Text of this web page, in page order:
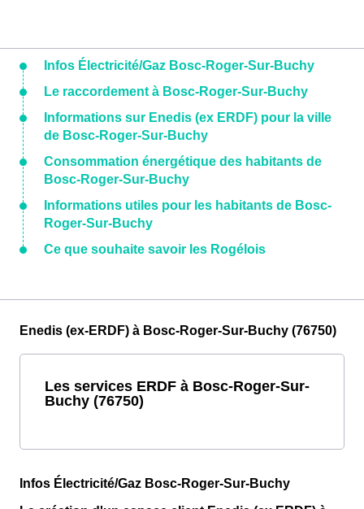
Infos Électricité/Gaz Bosc-Roger-Sur-Buchy
Le raccordement à Bosc-Roger-Sur-Buchy
Informations sur Enedis (ex ERDF) pour la ville
de Bosc-Roger-Sur-Buchy
Consommation énergétique des habitants de
Bosc-Roger-Sur-Buchy
Informations utiles pour les habitants de Bosc-
Roger-Sur-Buchy
Ce que souhaite savoir les Rogélois
Enedis (ex-ERDF) à Bosc-Roger-Sur-Buchy (76750)
Les services ERDF à Bosc-Roger-Sur-
Buchy (76750)
Infos Électricité/Gaz Bosc-Roger-Sur-Buchy